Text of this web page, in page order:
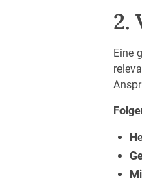
2.
Eine